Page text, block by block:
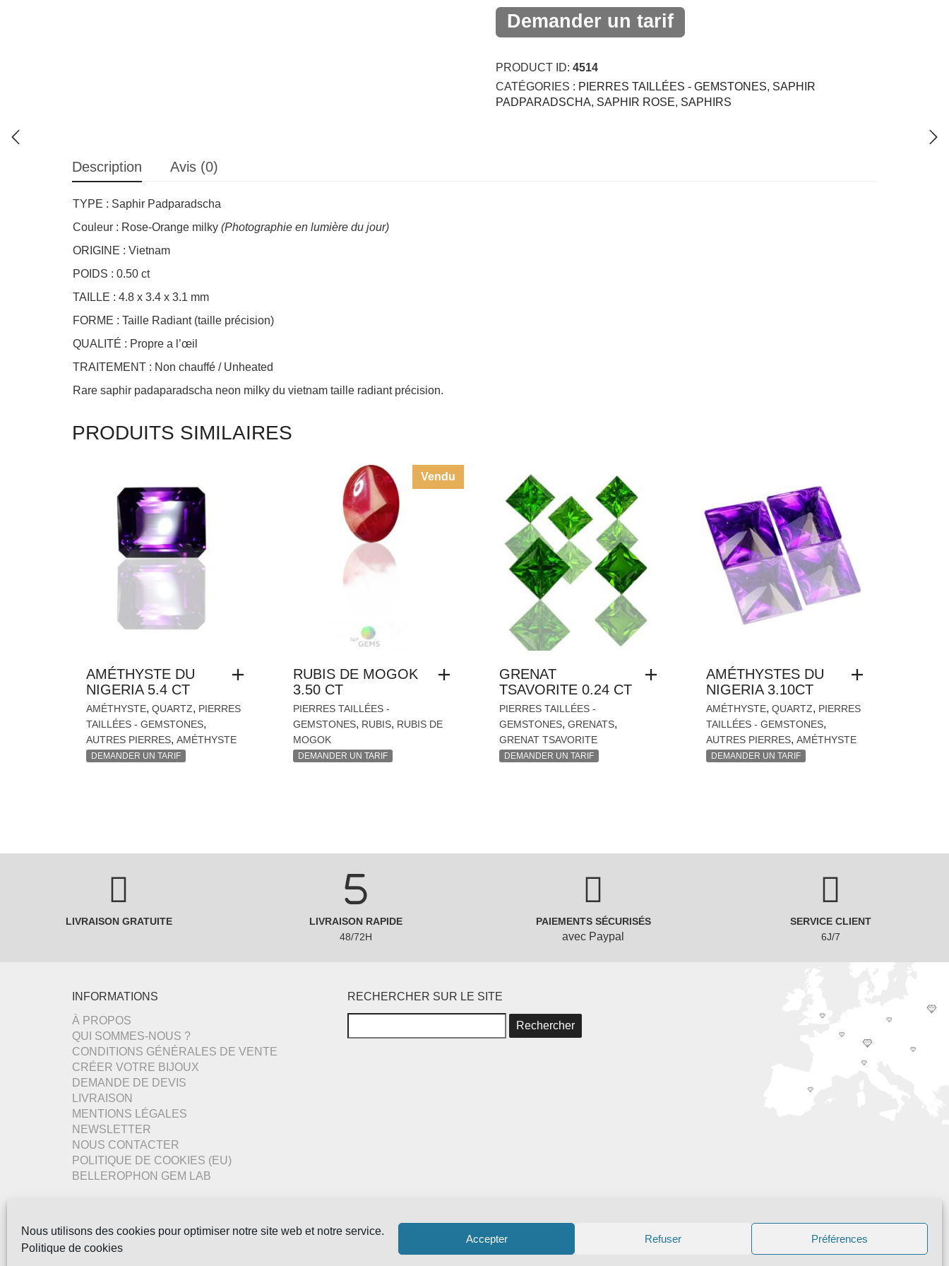
Nous utilisons des cookies pour optimiser notre site web et notre service.
Politique de cookies
Accepter Refuser Préférences
Demander un tarif
PRODUCT ID: 4514
CATÉGORIES : PIERRES TAILLÉES - GEMSTONES, SAPHIR
PADPARADSCHA, SAPHIR ROSE, SAPHIRS
Description Avis (0)
TYPE : Saphir Padparadscha
Couleur : Rose-Orange milky (Photographie en lumière du jour)
ORIGINE : Vietnam
POIDS : 0.50 ct
TAILLE : 4.8 x 3.4 x 3.1 mm
FORME : Taille Radiant (taille précision)
QUALITÉ : Propre a l’œil
TRAITEMENT : Non chauffé / Unheated
Rare saphir padaparadscha neon milky du vietnam taille radiant précision.
PRODUITS SIMILAIRES
AMÉTHYSTE DU
NIGERIA 5.4 CT
AMÉTHYSTE, QUARTZ, PIERRES
TAILLÉES - GEMSTONES,
AUTRES PIERRES, AMÉTHYSTE
DEMANDER UN TARIF
Vendu
RUBIS DE MOGOK
3.50 CT
PIERRES TAILLÉES -
GEMSTONES, RUBIS, RUBIS DE
MOGOK
DEMANDER UN TARIF
GRENAT
TSAVORITE 0.24 CT
PIERRES TAILLÉES -
GEMSTONES, GRENATS,
GRENAT TSAVORITE
DEMANDER UN TARIF
AMÉTHYSTES DU
NIGERIA 3.10CT
AMÉTHYSTE, QUARTZ, PIERRES
TAILLÉES - GEMSTONES,
AUTRES PIERRES, AMÉTHYSTE
DEMANDER UN TARIF
LIVRAISON GRATUITE
LIVRAISON RAPIDE
48/72H
PAIEMENTS SÉCURISÉS
avec Paypal
SERVICE CLIENT
6J/7
INFORMATIONS
À PROPOS
QUI SOMMES-NOUS ?
CONDITIONS GÉNÉRALES DE VENTE
CRÉER VOTRE BIJOUX
DEMANDE DE DEVIS
LIVRAISON
MENTIONS LÉGALES
NEWSLETTER
NOUS CONTACTER
POLITIQUE DE COOKIES (EU)
BELLEROPHON GEM LAB
RECHERCHER SUR LE SITE
Copyright © 2022 - Gemmes-Naturelles